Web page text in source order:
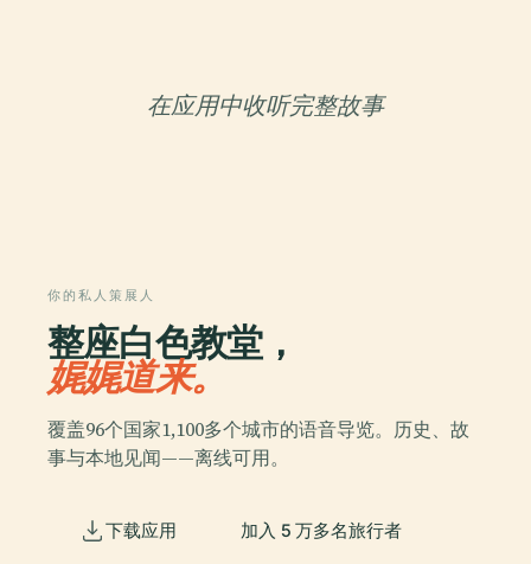
在应用中收听完整故事
你的私人策展人
整座白色教堂，
娓娓道来。
覆盖96个国家1,100多个城市的语音导览。历史、故
事与本地见闻——离线可用。
下载应用 加入 5 万多名旅行者